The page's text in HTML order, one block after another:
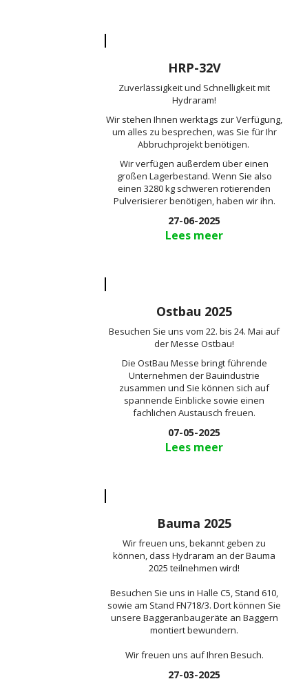
HRP-32V
Zuverlässigkeit und Schnelligkeit mit
Hydraram!
Wir stehen Ihnen werktags zur Verfügung,
um alles zu besprechen, was Sie für Ihr
Abbruchprojekt benötigen.
Wir verfügen außerdem über einen
großen Lagerbestand. Wenn Sie also
einen 3280 kg schweren rotierenden
Pulverisierer benötigen, haben wir ihn.
27-06-2025
Lees meer
Ostbau 2025
Besuchen Sie uns vom 22. bis 24. Mai auf
der Messe Ostbau!
Die OstBau Messe bringt führende
Unternehmen der Bauindustrie
zusammen und Sie können sich auf
spannende Einblicke sowie einen
fachlichen Austausch freuen.
07-05-2025
Lees meer
Bauma 2025
Wir freuen uns, bekannt geben zu
können, dass Hydraram an der Bauma
2025 teilnehmen wird!
Besuchen Sie uns in Halle C5, Stand 610,
sowie am Stand FN718/3. Dort können Sie
unsere Baggeranbaugeräte an Baggern
montiert bewundern.
Wir freuen uns auf Ihren Besuch.
27-03-2025